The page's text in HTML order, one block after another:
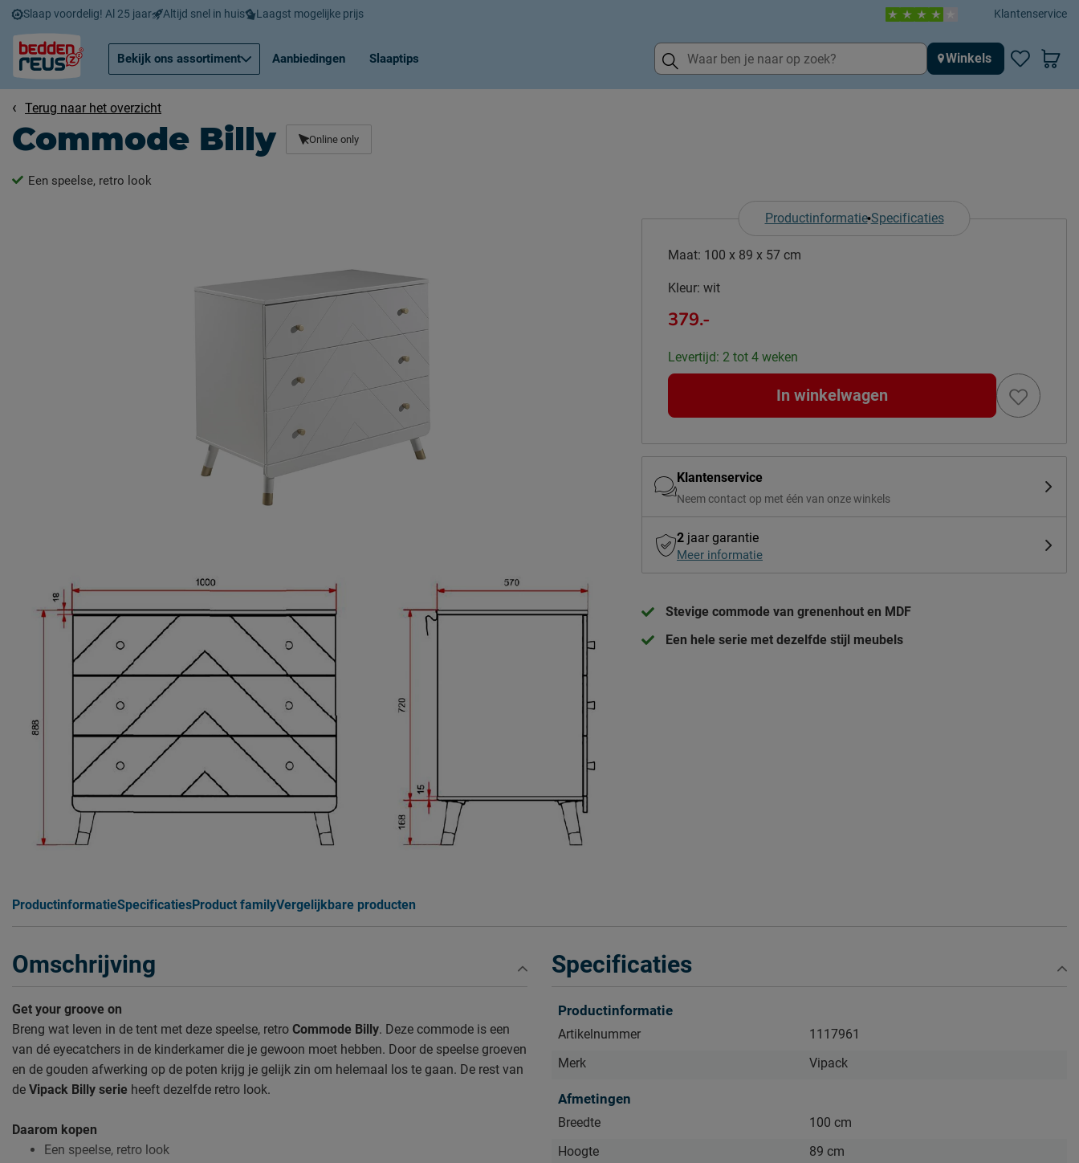
Slaap voordelig! Al 25 jaar Altijd snel in huis Laagst mogelijke prijs Klantenservice
Bekijk ons assortiment Aanbiedingen Slaaptips Winkels
Terug naar het overzicht
Commode Billy Online only
Een speelse, retro look
Productinformatie Specificaties
Maat: 100 x 89 x 57 cm
Kleur: wit
379.-
Levertijd: 2 tot 4 weken
In winkelwagen
Klantenservice
Neem contact op met één van onze winkels
2 jaar garantie
Meer informatie
Stevige commode van grenenhout en MDF
Een hele serie met dezelfde stijl meubels
ProductinformatieSpecificatiesProduct familyVergelijkbare producten
Omschrijving
Get your groove on
Breng wat leven in de tent met deze speelse, retro Commode Billy. Deze commode is een
van dé eyecatchers in de kinderkamer die je gewoon moet hebben. Door de speelse groeven
en de gouden afwerking op de poten krijg je gelijk zin om helemaal los te gaan. De rest van
de Vipack Billy serie heeft dezelfde retro look.
Daarom kopen
Een speelse, retro look
Specificaties
Productinformatie
Artikelnummer
1117961
Merk
Vipack
Afmetingen
Breedte
100 cm
Hoogte
89 cm